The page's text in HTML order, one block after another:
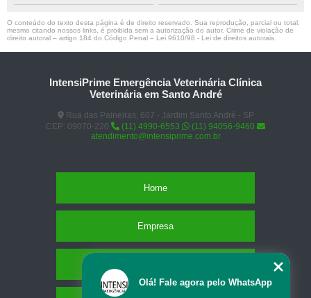
O conteúdo do texto desta página é de direito reservado. Sua reprodução, parcial ou total,
mesmo citando nossos links, é proibida sem a autorização do autor. Crime de violação de
direito autoral – artigo 184 do Código Penal – Lei 9610/98 - Lei de direitos autorais
IntensiPrime Emergência Veterinária Clínica
Veterinária em Santo André
Rua das Paineiras, 607 - Jardim Santo André - SP
CEP: 09070-220
(11) 4990-6553
(11) 94056-9460
atendimento@intensiprime.com.br
Home
Empresa
Olá! Fale agora pelo WhatsApp